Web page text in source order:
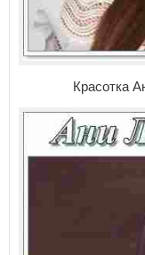
Красотка